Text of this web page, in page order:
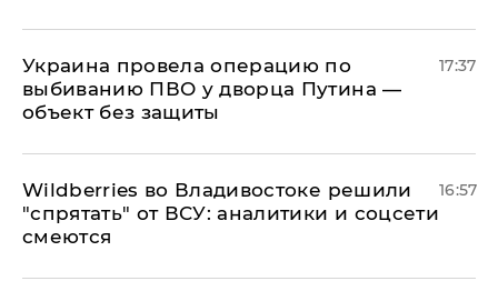
Украина провела операцию по
выбиванию ПВО у дворца Путина —
объект без защиты
17:37
Wildberries во Владивостоке решили
"спрятать" от ВСУ: аналитики и соцсети
смеются
16:57